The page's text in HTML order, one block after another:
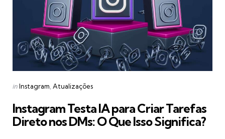
Categories
Posted
inInstagram Atualizações
Instagram Testa IA para Criar Tarefas
Direto nos DMs: O Que Isso Significa?